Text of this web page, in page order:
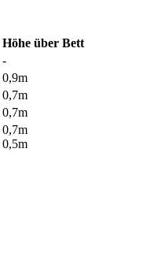
Höhe über Bett
-
0,9m
0,7m
0,7m
0,7m
0,5m